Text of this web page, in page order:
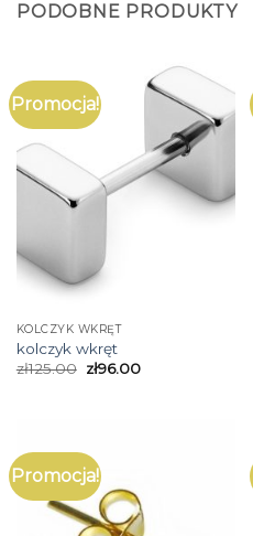
PODOBNE PRODUKTY
Promocja!
KOLCZYK WKRĘT
kolczyk wkręt
zł125.00 zł96.00
Promocja!